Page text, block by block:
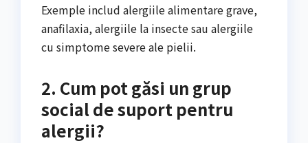
Exemple includ alergiile alimentare grave,
anafilaxia, alergiile la insecte sau alergiile
cu simptome severe ale pielii.
2. Cum pot găsi un grup
social de suport pentru
alergii?